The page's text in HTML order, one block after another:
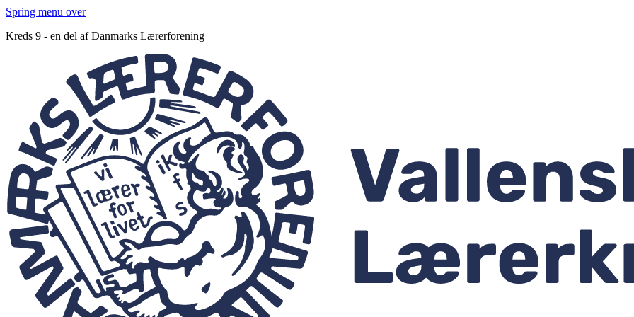
Spring menu over
Kreds 9 - en del af Danmarks Lærerforening